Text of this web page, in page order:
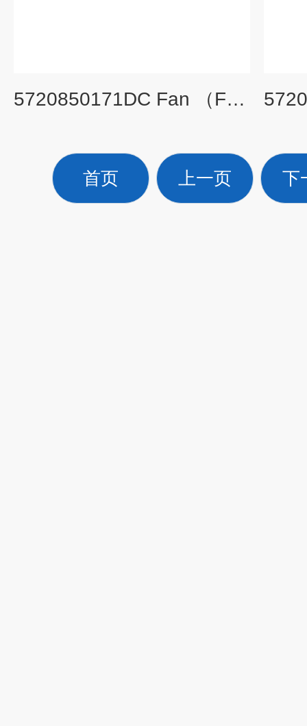
5720850171DC Fan （FIN） Ass’y 旧货号： S412218A
首页 上一页 下